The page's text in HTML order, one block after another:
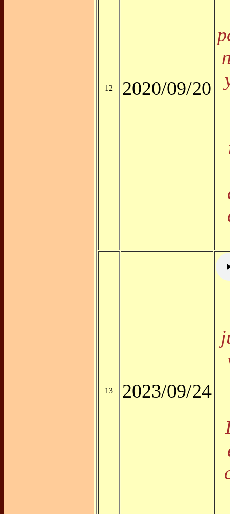
12 2020/09/20
13 2023/09/24